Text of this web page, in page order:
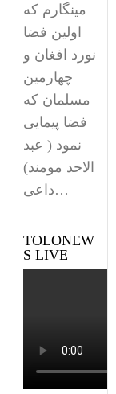
مینگارم که
اولین فضا
نورد افغان و
چهارمین
مسلمان که
فضا پیمایی
نمود ( عبد
الاحد مومند)
داعی…
TOLONEW
S LIVE